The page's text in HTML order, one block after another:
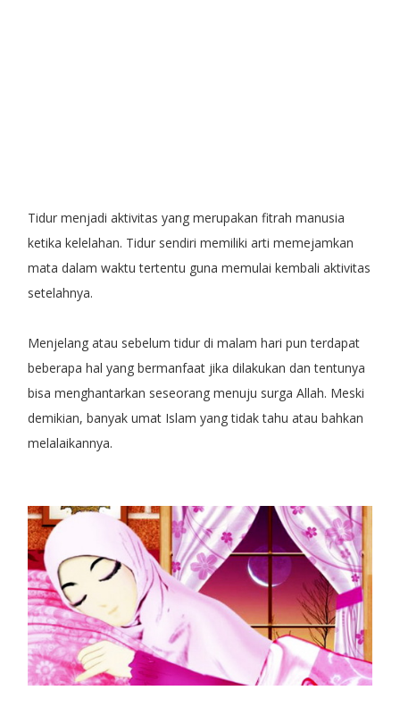
Tidur menjadi aktivitas yang merupakan fitrah manusia
ketika kelelahan. Tidur sendiri memiliki arti memejamkan
mata dalam waktu tertentu guna memulai kembali aktivitas
setelahnya.
Menjelang atau sebelum tidur di malam hari pun terdapat
beberapa hal yang bermanfaat jika dilakukan dan tentunya
bisa menghantarkan seseorang menuju surga Allah. Meski
demikian, banyak umat Islam yang tidak tahu atau bahkan
melalaikannya.